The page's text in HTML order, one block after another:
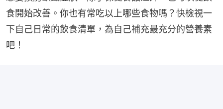
食開始改善。你也有常吃以上哪些食物嗎？快檢視一
下自己日常的飲食清單，為自己補充最充分的營養素
吧！